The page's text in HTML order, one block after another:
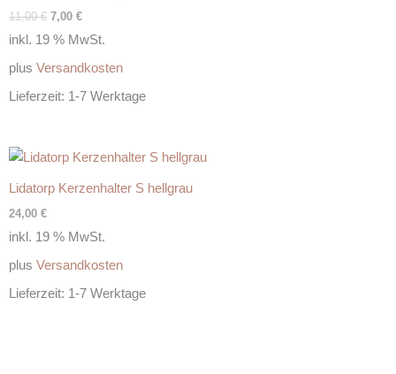
11,00€ 7,00 €
inkl. 19 % MwSt.
plus Versandkosten
Lieferzeit: 1-7 Werktage
Lidatorp Kerzenhalter S hellgrau
24,00 €
inkl. 19 % MwSt.
plus Versandkosten
Lieferzeit: 1-7 Werktage